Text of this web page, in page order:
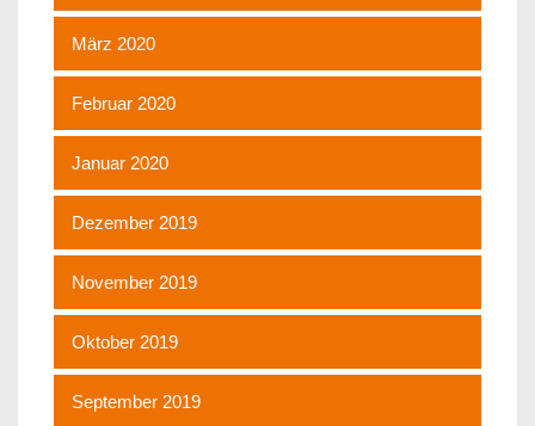
März 2020
Februar 2020
Januar 2020
Dezember 2019
November 2019
Oktober 2019
September 2019